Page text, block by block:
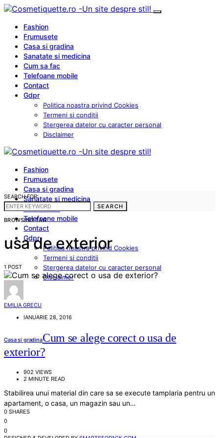
Fashion
Frumusete
Casa si gradina
Sanatate si medicina
Cum sa fac
Telefoane mobile
Contact
Gdpr
Politica noastra privind Cookies
Termeni si conditii
Stergerea datelor cu caracter personal
Disclaimer
Fashion
Frumusete
Casa si gradina
Sanatate si medicina
Cum sa fac
Telefoane mobile
Contact
Gdpr
Politica noastra privind Cookies
Termeni si conditii
Stergerea datelor cu caracter personal
Disclaimer
SEARCH FOR:
SEARCH
BROWSING TAG
usa de exterior
1 POST
EMILIA GRECU
IANUARIE 28, 2016
Casa si gradinaCum se alege corect o usa de
exterior?
902 VIEWS
2 MINUTE READ
Stabilirea unui material din care sa se execute tamplaria pentru un
apartament, o casa, un magazin sau un…
0 SHARES
0
0